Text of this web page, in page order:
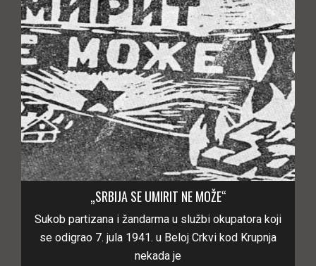
„SRBIJA SE UMIRIT NE MOŽE“
Sukob partizana i žandarma u službi okupatora koji
se odigrao 7. jula 1941. u Beloj Crkvi kod Krupnja
nekada je